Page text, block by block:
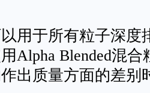
用于所有粒子深度
Alpha Blended混
出质量方面的差别